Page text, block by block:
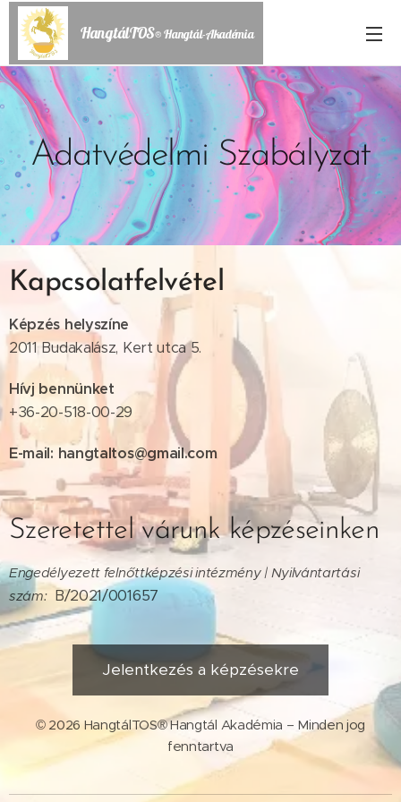
HangtálTOS® Hangtál-Akadémia
Adatvédelmi Szabályzat
Kapcsolatfelvétel
Képzés helyszíne
2011 Budakalász, Kert utca 5.
Hívj bennünket
+36-20-518-00-29
E-mail: hangtaltos@gmail.com
Szeretettel várunk képzéseinken
Engedélyezett felnőttképzési intézmény | Nyilvántartási
szám: B/2021/001657
Jelentkezés a képzésekre
© 2026 HangtálTOS® Hangtál Akadémia – Minden jog
fenntartva